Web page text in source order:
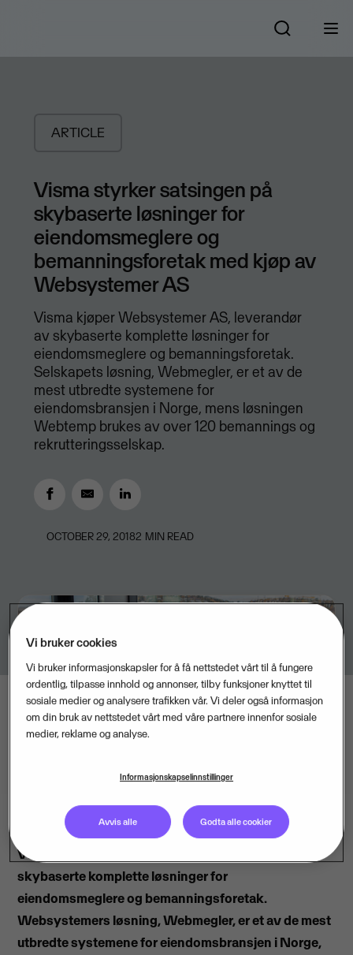
ARTICLE
Visma styrker satsingen på
skybaserte løsninger for
eiendomsmeglere og
bemanningsforetak med kjøp av
Websystemer AS
Visma kjøper Websystemer AS, leverandør
av skybaserte komplette løsninger for
eiendomsmeglere og bemanningsforetak.
Selskapets løsning, Webmegler, er et av de
mest utbredte systemene for
eiendomsbransjen i Norge, mens løsningen
Webtemp brukes av over 120 bemannings og
rekrutteringsselskap.
OCTOBER 29, 20182 MIN READ
Visma kjøper Websystemer AS, leverandør av
skybaserte komplette løsninger for
eiendomsmeglere og bemanningsforetak.
Websystemers løsning, Webmegler, er et av de mest
utbredte systemene for eiendomsbransjen i Norge,
Vi bruker cookies
Vi bruker informasjonskapsler for å få nettstedet vårt til å fungere
ordentlig, tilpasse innhold og annonser, tilby funksjoner knyttet til
sosiale medier og analysere trafikken vår. Vi deler også informasjon
om din bruk av nettstedet vårt med våre partnere innenfor sosiale
medier, reklame og analyse.
Informasjonskapselinnstillinger
Avvis alle Godta alle cookier